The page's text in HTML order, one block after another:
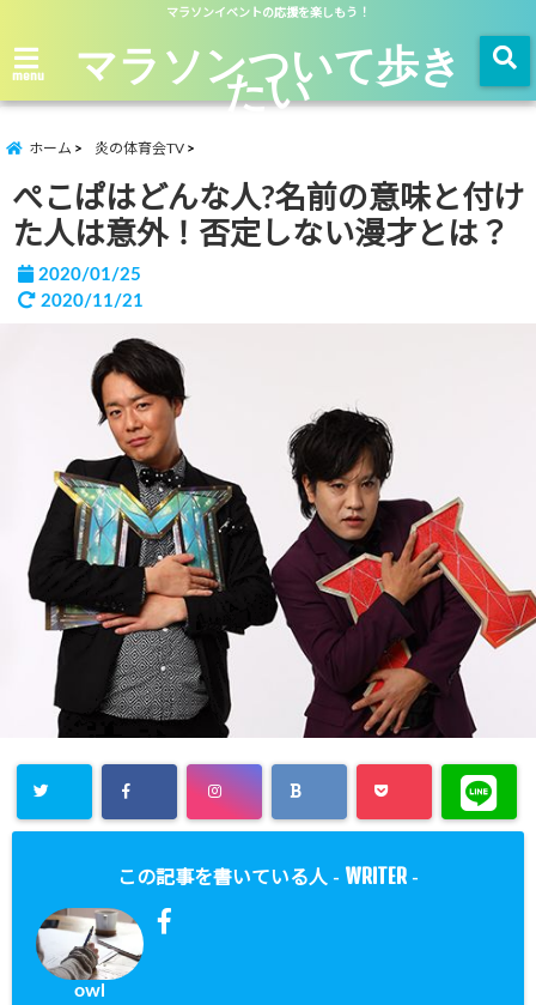
マラソンイベントの応援を楽しもう！
menu マラソンついて歩き
たい
ホーム 炎の体育会TV
ぺこぱはどんな人?名前の意味と付け
た人は意外！否定しない漫才とは？
2020/01/25
2020/11/21
この記事を書いている人 - WRITER -
owl